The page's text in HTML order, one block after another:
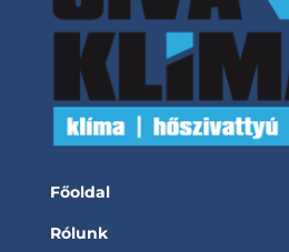
Főoldal
Rólunk